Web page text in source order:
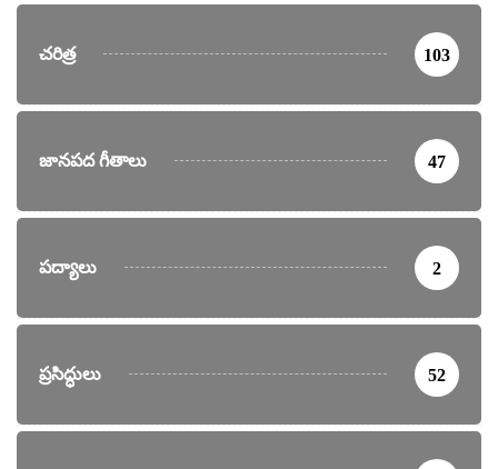
చరిత్ర 103
జానపద గీతాలు 47
పద్యాలు 2
ప్రసిద్ధులు 52